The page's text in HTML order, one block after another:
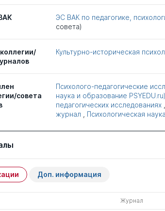
ЭС ВАК по педагогике,
совета)
Культурно-историческая
совета
Психолого-педагогические
наука и образование PSYEDU.ru)
педагогических исследованиях
журнал
Психологическая
Доп. информация
Журнал